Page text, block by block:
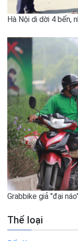
Hà Nội di dời 4 bến,
Grabbike giả "đại
Thể loại